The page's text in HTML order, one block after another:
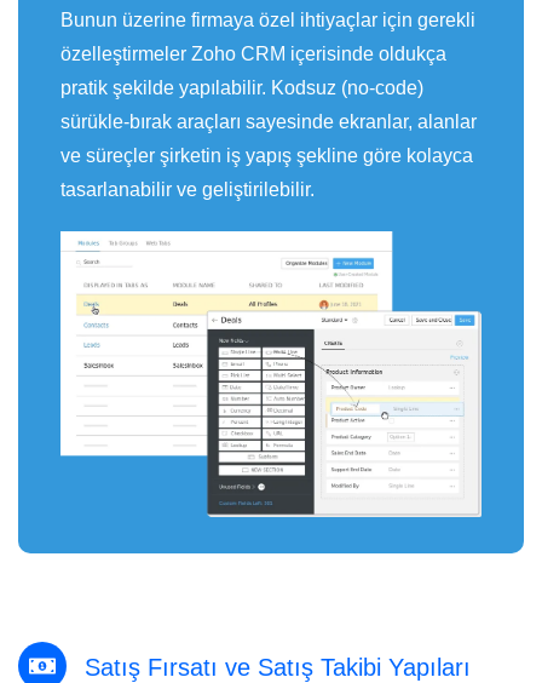
Bunun üzerine firmaya özel ihtiyaçlar için gerekli
özelleştirmeler Zoho CRM içerisinde oldukça
pratik şekilde yapılabilir. Kodsuz (no-code)
sürükle-bırak araçları sayesinde ekranlar, alanlar
ve süreçler şirketin iş yapış şekline göre kolayca
tasarlanabilir ve geliştirilebilir.
Satış Fırsatı ve Satış Takibi Yapıları